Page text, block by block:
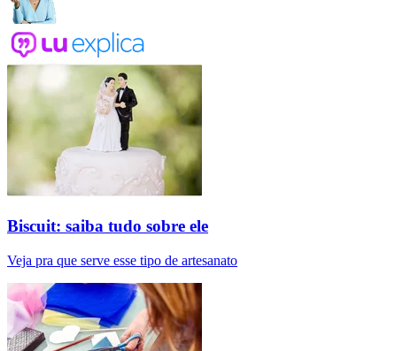
Biscuit: saiba tudo sobre ele
Veja pra que serve esse tipo de artesanato